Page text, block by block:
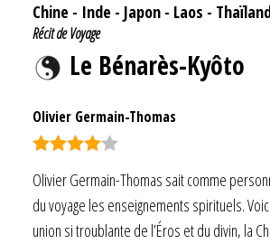
Chine - Inde - Japon - Laos -
Récit de Voyage
Le Bénarès-Kyôto
Olivier Germain-Thomas
Olivier Germain-Thomas sait comme
du voyage les enseignements spirituels.
union si troublante de l’Éros et du divin, la